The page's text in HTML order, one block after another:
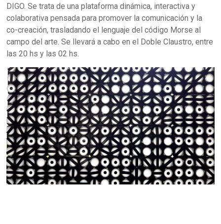
DIGO. Se trata de una plataforma dinámica, interactiva y
colaborativa pensada para promover la comunicación y la
co-creación, trasladando el lenguaje del código Morse al
campo del arte. Se llevará a cabo en el Doble Claustro, entre
las 20 hs y las 02 hs.